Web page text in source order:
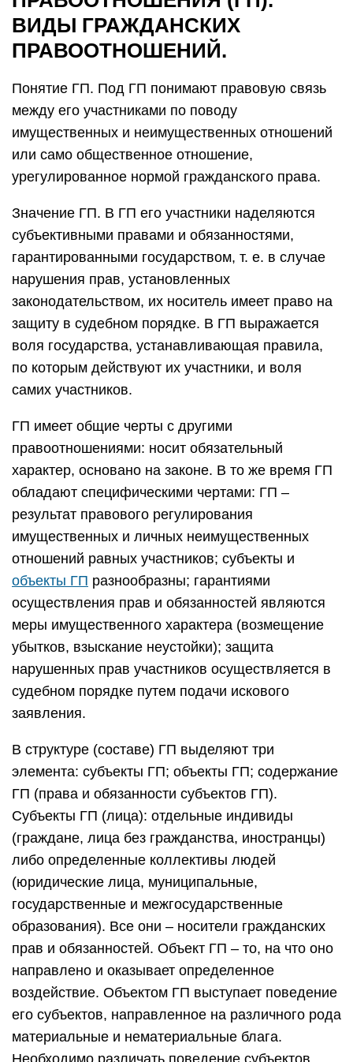
ВИДЫ ГРАЖДАНСКИХ
ПРАВООТНОШЕНИЙ.
Понятие ГП. Под ГП понимают правовую связь
между его участниками по поводу
имущественных и неимущественных отношений
или само общественное отношение,
урегулированное нормой гражданского права.
Значение ГП. В ГП его участники наделяются
субъективными правами и обязанностями,
гарантированными государством, т. е. в случае
нарушения прав, установленных
законодательством, их носитель имеет право на
защиту в судебном порядке. В ГП выражается
воля государства, устанавливающая правила,
по которым действуют их участники, и воля
самих участников.
ГП имеет общие черты с другими
правоотношениями: носит обязательный
характер, основано на законе. В то же время ГП
обладают специфическими чертами: ГП –
результат правового регулирования
имущественных и личных неимущественных
отношений равных участников; субъекты и
объекты ГП разнообразны; гарантиями
осуществления прав и обязанностей являются
меры имущественного характера (возмещение
убытков, взыскание неустойки); защита
нарушенных прав участников осуществляется в
судебном порядке путем подачи искового
заявления.
В структуре (составе) ГП выделяют три
элемента: субъекты ГП; объекты ГП; содержание
ГП (права и обязанности субъектов ГП).
Субъекты ГП (лица): отдельные индивиды
(граждане, лица без гражданства, иностранцы)
либо определенные коллективы людей
(юридические лица, муниципальные,
государственные и межгосударственные
образования). Все они – носители гражданских
прав и обязанностей. Объект ГП – то, на что оно
направлено и оказывает определенное
воздействие. Объектом ГП выступает поведение
его субъектов, направленное на различного рода
материальные и нематериальные блага.
Необходимо различать поведение субъектов,